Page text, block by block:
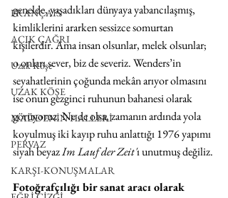
FRANÇAIS
AÇIK ÇAĞRI
Uzak Köşe
UZAK KÖŞE
MADDENİN HALLERİ
PERVAZ
KARŞI-KONUŞMALAR
genelde, yaşadıkları dünyaya yabancılaşmış,
kimliklerini ararken sessizce somurtan
kişilerdir. Ama insan olsunlar, melek olsunlar;
o onları sever, biz de severiz. Wenders’in
seyahatlerinin çoğunda mekân arıyor olmasını
ise onun gezginci ruhunun bahanesi olarak
görüyoruz. Ne de olsa, zamanın ardında yola
koyulmuş iki kayıp ruhu anlattığı 1976 yapımı
siyah beyaz Im Lauf der Zeit'ı unutmuş değiliz.
Fotoğrafçılığı bir sanat aracı olarak